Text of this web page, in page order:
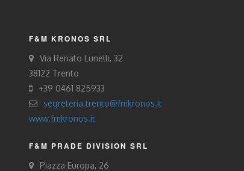
F&M KRONOS SRL
Via Renato Lunelli, 32
38122 Trento
+39 0461 825933
segreteria.trento@fmkronos.it
www.fmkronos.it
F&M PRADE DIVISION SRL
Piazza Europa, 26